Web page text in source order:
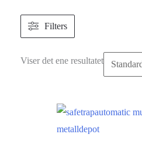
Filters
Viser det ene resultatet